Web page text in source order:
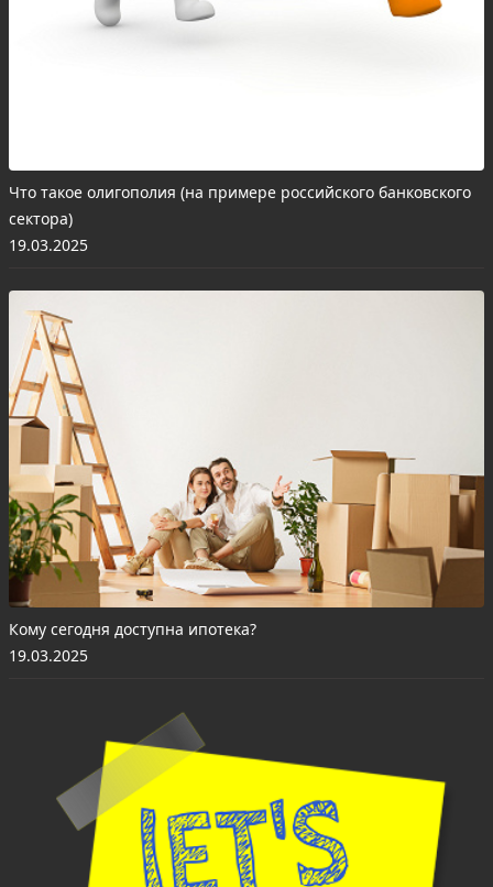
Что такое олигополия (на примере российского банковского
сектора)
19.03.2025
Кому сегодня доступна ипотека?
19.03.2025